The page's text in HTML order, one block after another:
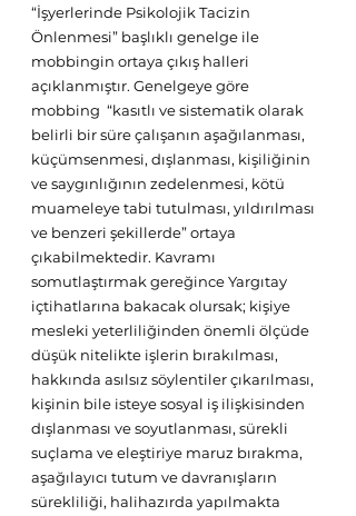
“İşyerlerinde Psikolojik Tacizin
Önlenmesi” başlıklı genelge ile
mobbingin ortaya çıkış halleri
açıklanmıştır. Genelgeye göre
mobbing  “kasıtlı ve sistematik olarak
belirli bir süre çalışanın aşağılanması,
küçümsenmesi, dışlanması, kişiliğinin
ve saygınlığının zedelenmesi, kötü
muameleye tabi tutulması, yıldırılması
ve benzeri şekillerde” ortaya
çıkabilmektedir. Kavramı
somutlaştırmak gereğince Yargıtay
içtihatlarına bakacak olursak; kişiye
mesleki yeterliliğinden önemli ölçüde
düşük nitelikte işlerin bırakılması,
hakkında asılsız söylentiler çıkarılması,
kişinin bile isteye sosyal iş ilişkisinden
dışlanması ve soyutlanması, sürekli
suçlama ve eleştiriye maruz bırakma,
aşağılayıcı tutum ve davranışların
sürekliliği, halihazırda yapılmakta